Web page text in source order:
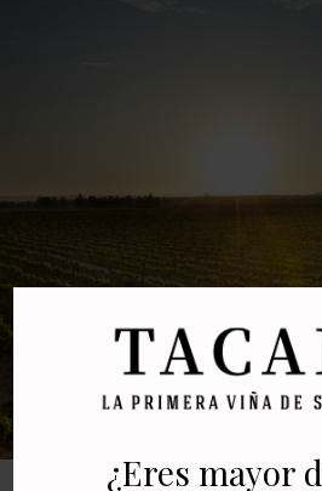
¿Eres mayor